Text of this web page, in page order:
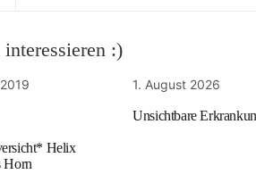
:)
Helix
Horn
1. August 2026
Unsichtbare